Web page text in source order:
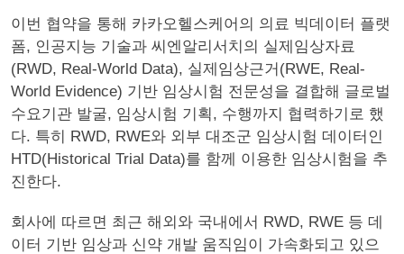
이번 협약을 통해 카카오헬스케어의 의료 빅데이터 플랫
폼, 인공지능 기술과 씨엔알리서치의 실제임상자료
(RWD, Real-World Data), 실제임상근거(RWE, Real-
World Evidence) 기반 임상시험 전문성을 결합해 글로벌
수요기관 발굴, 임상시험 기획, 수행까지 협력하기로 했
다. 특히 RWD, RWE와 외부 대조군 임상시험 데이터인
HTD(Historical Trial Data)를 함께 이용한 임상시험을 추
진한다.
회사에 따르면 최근 해외와 국내에서 RWD, RWE 등 데
이터 기반 임상과 신약 개발 움직임이 가속화되고 있으